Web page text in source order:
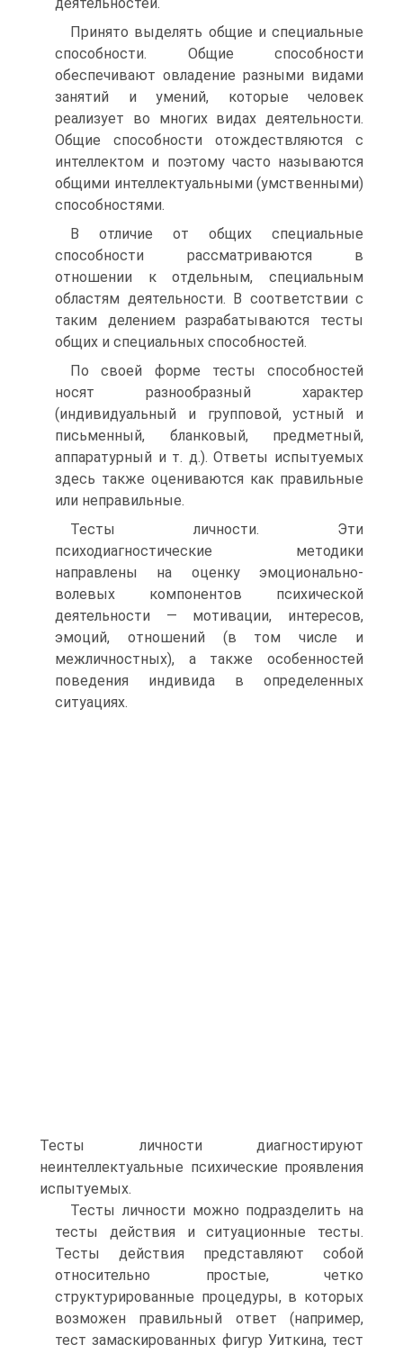
Принято выделять общие и специальные
способности. Общие способности
обеспечивают овладение разными видами
занятий и умений, которые человек
реализует во многих видах деятельности.
Общие способности отождествляются с
интеллектом и поэтому часто называются
общими интеллектуальными (умственными)
способностями.
В отличие от общих специальные
способности рассматриваются в
отношении к отдельным, специальным
областям деятельности. В соответствии с
таким делением разрабатываются тесты
общих и специальных способностей.
По своей форме тесты способностей
носят разнообразный характер
(индивидуальный и групповой, устный и
письменный, бланковый, предметный,
аппаратурный и т. д.). Ответы испытуемых
здесь также оцениваются как правильные
или неправильные.
Тесты личности. Эти
психодиагностические методики
направлены на оценку эмоционально-
волевых компонентов психической
деятельности — мотивации, интересов,
эмоций, отношений (в том числе и
межличностных), а также особенностей
поведения индивида в определенных
ситуациях.
Тесты личности диагностируют
неинтеллектуальные психические проявления
испытуемых.
Тесты личности можно подразделить на
тесты действия и ситуационные тесты.
Тесты действия представляют собой
относительно простые, четко
структурированные процедуры, в которых
возможен правильный ответ (например,
тест замаскированных фигур Уиткина, тест